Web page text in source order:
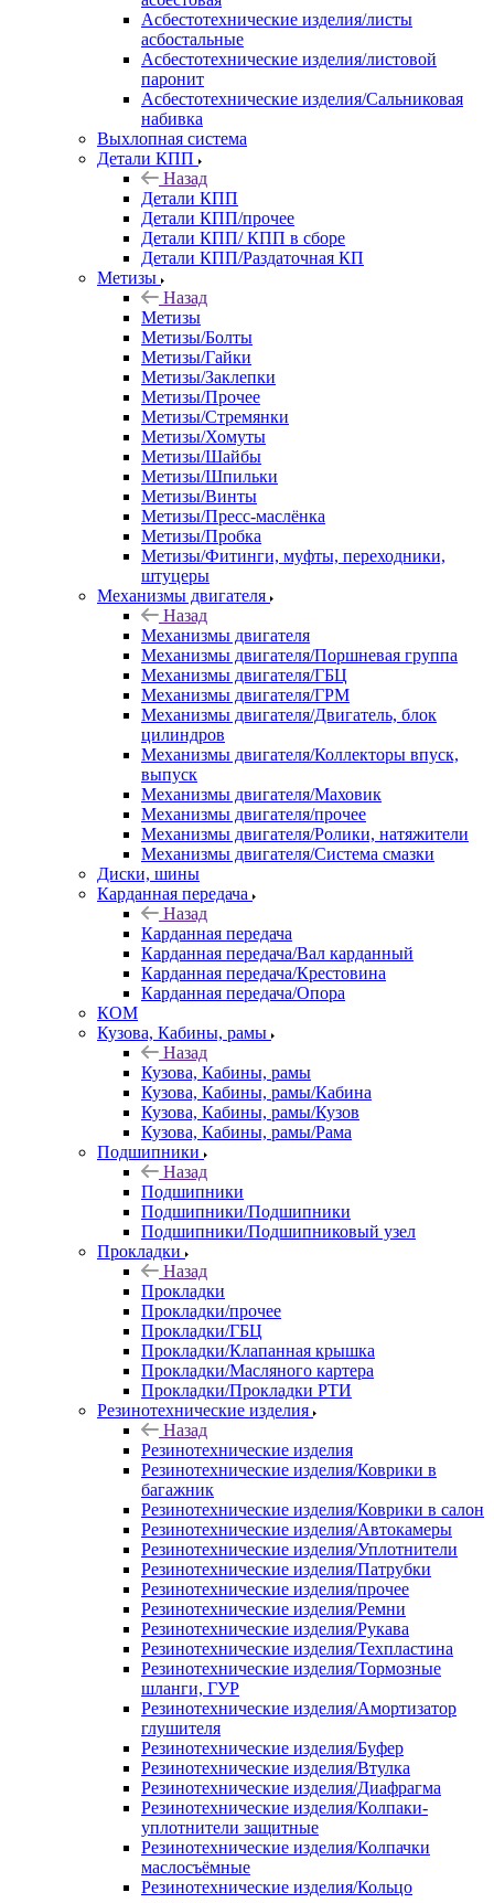
Асбестотехнические изделия/листы
асбостальные
Асбестотехнические изделия/листовой
паронит
Асбестотехнические изделия/Сальниковая
набивка
Выхлопная система
Детали КПП
Назад
Детали КПП
Детали КПП/прочее
Детали КПП/ КПП в сборе
Детали КПП/Раздаточная КП
Метизы
Назад
Метизы
Метизы/Болты
Метизы/Гайки
Метизы/Заклепки
Метизы/Прочее
Метизы/Стремянки
Метизы/Хомуты
Метизы/Шайбы
Метизы/Шпильки
Метизы/Винты
Метизы/Пресс-маслёнка
Метизы/Пробка
Метизы/Фитинги, муфты, переходники,
штуцеры
Механизмы двигателя
Назад
Механизмы двигателя
Механизмы двигателя/Поршневая группа
Механизмы двигателя/ГБЦ
Механизмы двигателя/ГРМ
Механизмы двигателя/Двигатель, блок
цилиндров
Механизмы двигателя/Коллекторы впуск,
выпуск
Механизмы двигателя/Маховик
Механизмы двигателя/прочее
Механизмы двигателя/Ролики, натяжители
Механизмы двигателя/Система смазки
Диски, шины
Карданная передача
Назад
Карданная передача
Карданная передача/Вал карданный
Карданная передача/Крестовина
Карданная передача/Опора
КОМ
Кузова, Кабины, рамы
Назад
Кузова, Кабины, рамы
Кузова, Кабины, рамы/Кабина
Кузова, Кабины, рамы/Кузов
Кузова, Кабины, рамы/Рама
Подшипники
Назад
Подшипники
Подшипники/Подшипники
Подшипники/Подшипниковый узел
Прокладки
Назад
Прокладки
Прокладки/прочее
Прокладки/ГБЦ
Прокладки/Клапанная крышка
Прокладки/Масляного картера
Прокладки/Прокладки РТИ
Резинотехнические изделия
Назад
Резинотехнические изделия
Резинотехнические изделия/Коврики в
багажник
Резинотехнические изделия/Коврики в салон
Резинотехнические изделия/Автокамеры
Резинотехнические изделия/Уплотнители
Резинотехнические изделия/Патрубки
Резинотехнические изделия/прочее
Резинотехнические изделия/Ремни
Резинотехнические изделия/Рукава
Резинотехнические изделия/Техпластина
Резинотехнические изделия/Тормозные
шланги, ГУР
Резинотехнические изделия/Амортизатор
глушителя
Резинотехнические изделия/Буфер
Резинотехнические изделия/Втулка
Резинотехнические изделия/Диафрагма
Резинотехнические изделия/Колпаки-
уплотнители защитные
Резинотехнические изделия/Колпачки
маслосъёмные
Резинотехнические изделия/Кольцо